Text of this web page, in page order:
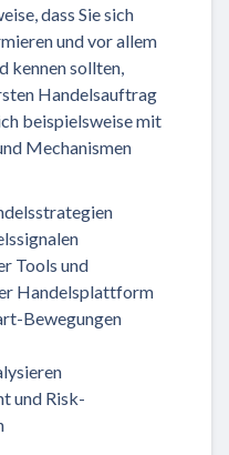
dass Sie sich
und vor allem
kennen sollten,
Handelsauftrag
beispielsweise mit
Mechanismen
Tools und
Handelsplattform
Bewegungen
und Risk-